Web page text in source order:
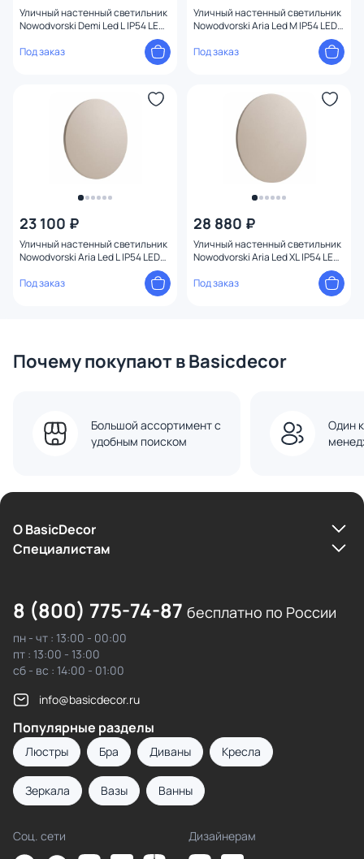
Уличный настенный светильник
Nowodvorski Demi Led L IP54 LED
Под заказ
Уличный настенный светильник
Nowodvorski Aria Led M IP54 LED
Под заказ
23 100 ₽
Уличный настенный светильник
Nowodvorski Aria Led L IP54 LED
Под заказ
28 880 ₽
Уличный настенный светильник
Nowodvorski Aria Led XL IP54 LED
Под заказ
Почему покупают в Basicdecor
Большой ассортимент с
удобным поиском
Один
О BasicDecor
Cпециалистам
8 (800) 775-74-87 бесплатно по России
пн - чт : 13:00 - 00:00
пт : 13:00 - 13:00
сб - вс : 14:00 - 01:00
info@basicdecor.ru
Популярные разделы
Люстры Бра Диваны Кресла
Зеркала Вазы Ванны
Соц. сети Дизайнерам